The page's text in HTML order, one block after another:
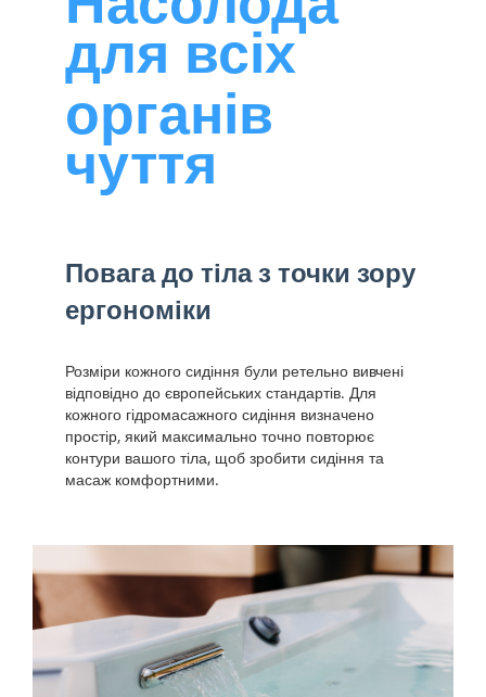
для всіх
органів
чуття
Повага до тіла з точки зору
ергономіки
Розміри кожного сидіння були ретельно вивчені
відповідно до європейських стандартів. Для
кожного гідромасажного сидіння визначено
простір, який максимально точно повторює
контури вашого тіла, щоб зробити сидіння та
масаж комфортними.